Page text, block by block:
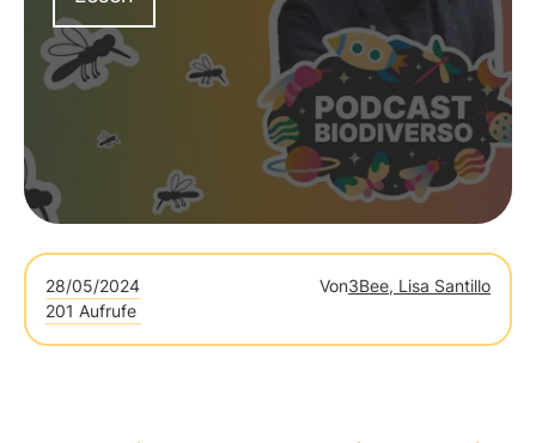
Maurizio Casiraghi die Rolle der Stechmücken
in der Natur untersucht.
28/05/2024 Von3Bee, Lisa Santillo
201 Aufrufe